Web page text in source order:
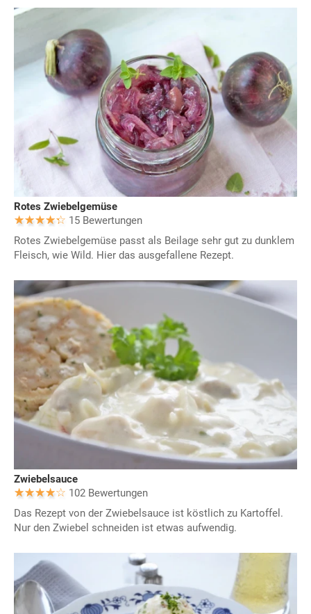
Rotes Zwiebelgemüse
15 Bewertungen
Rotes Zwiebelgemüse passt als Beilage sehr gut zu dunklem
Fleisch, wie Wild. Hier das ausgefallene Rezept.
Zwiebelsauce
102 Bewertungen
Das Rezept von der Zwiebelsauce ist köstlich zu Kartoffel.
Nur den Zwiebel schneiden ist etwas aufwendig.